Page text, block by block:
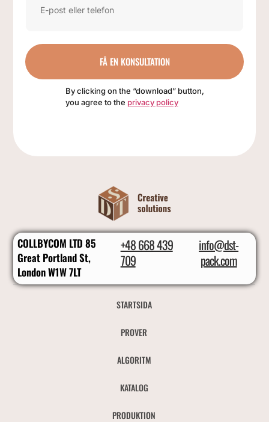
FÅ EN KONSULTATION
By clicking on the “download” button,
you agree to the privacy policy
COLLBYCOM LTD 85
Great Portland St,
London W1W 7LT
+48 668 439
709
info@dst-
pack.com
STARTSIDA
PROVER
ALGORITM
KATALOG
PRODUKTION